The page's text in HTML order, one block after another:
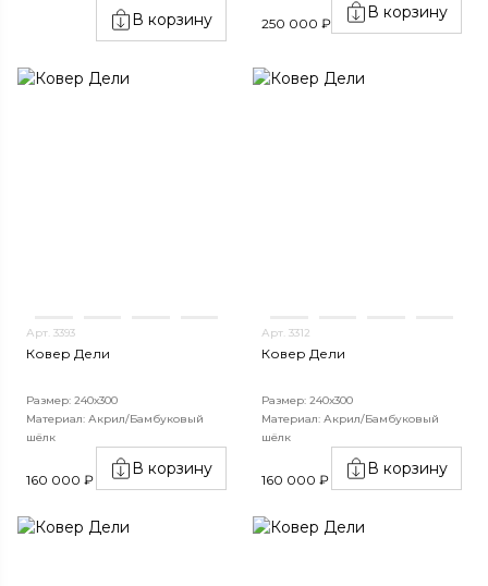
В корзину 250 000 ₽
В корзину
Арт. 3393
Ковер Дели
Размер: 240х300
Материал: Акрил/Бамбуковый
шёлк
160 000 ₽
В корзину
Арт. 3312
Ковер Дели
Размер: 240х300
Материал: Акрил/Бамбуковый
шёлк
160 000 ₽
В корзину